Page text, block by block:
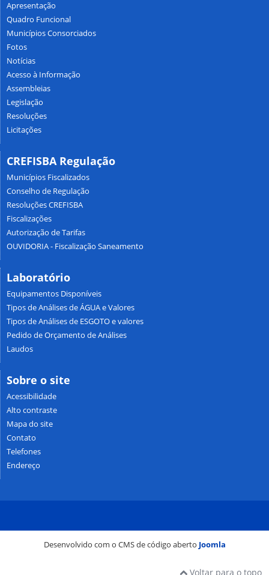
Apresentação
Quadro Funcional
Municípios Consorciados
Fotos
Notícias
Acesso à Informação
Assembleias
Legislação
Resoluções
Licitações
CREFISBA Regulação
Municípios Fiscalizados
Conselho de Regulação
Resoluções CREFISBA
Fiscalizações
Autorização de Tarifas
OUVIDORIA - Fiscalização Saneamento
Laboratório
Equipamentos Disponíveis
Tipos de Análises de ÁGUA e Valores
Tipos de Análises de ESGOTO e valores
Pedido de Orçamento de Análises
Laudos
Sobre o site
Acessibilidade
Alto contraste
Mapa do site
Contato
Telefones
Endereço
Desenvolvido com o CMS de código aberto Joomla
Voltar para o topo